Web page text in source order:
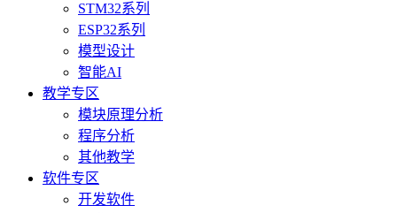
STM32系列
ESP32系列
模型设计
智能AI
教学专区
模块原理分析
程序分析
其他教学
软件专区
开发软件